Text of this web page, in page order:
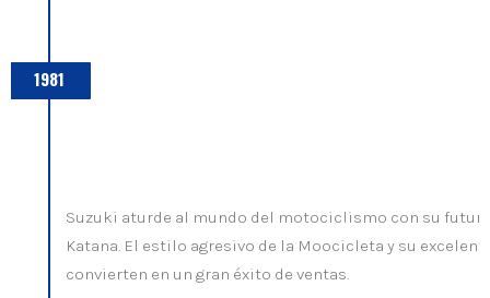
1981
Suzuki aturde al mundo del motociclismo con su
Katana. El estilo agresivo de la Moocicleta y su
convierten en un gran éxito de ventas.